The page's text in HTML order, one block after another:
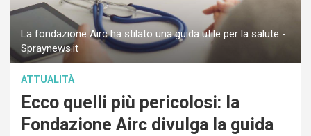
La fondazione Airc ha stilato una guida utile per la salute -
Spraynews.it
ATTUALITÀ
Ecco quelli più pericolosi: la
Fondazione Airc divulga la guida